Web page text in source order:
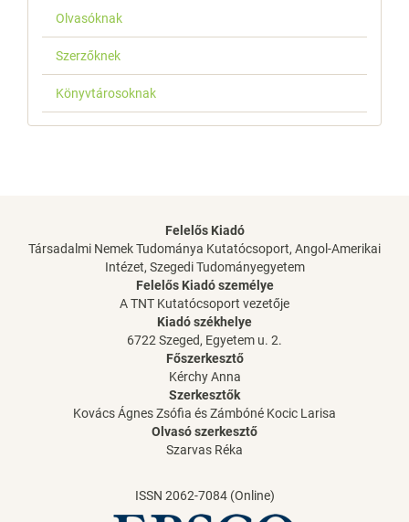
Olvasóknak
Szerzőknek
Könyvtárosoknak
Felelős Kiadó
Társadalmi Nemek Tudománya Kutatócsoport, Angol-Amerikai
Intézet, Szegedi Tudományegyetem
Felelős Kiadó személye
A TNT Kutatócsoport vezetője
Kiadó székhelye
6722 Szeged, Egyetem u. 2.
Főszerkesztő
Kérchy Anna
Szerkesztők
Kovács Ágnes Zsófia és Zámbóné Kocic Larisa
Olvasó szerkesztő
Szarvas Réka
ISSN 2062-7084 (Online)